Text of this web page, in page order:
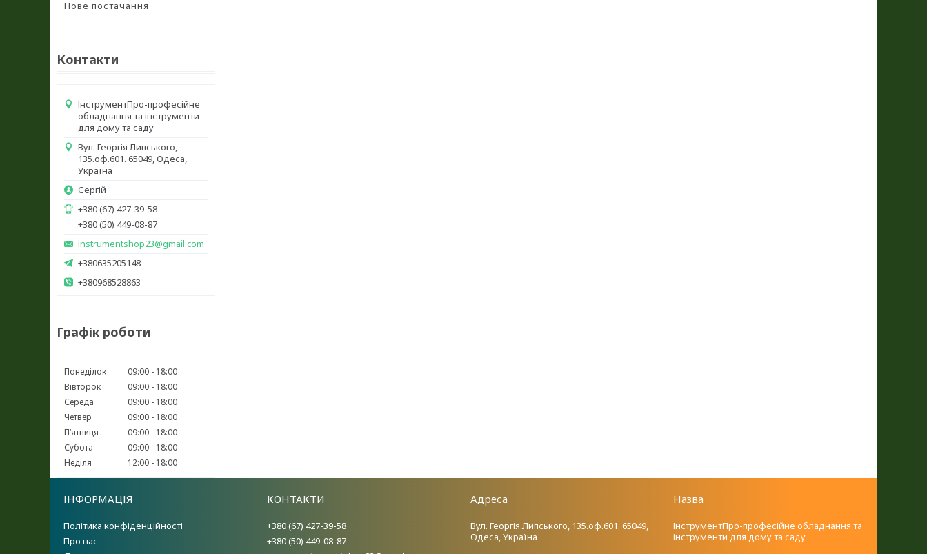
Нове постачання
Контакти
ІнструментПро-професійне
обладнання та інструменти
для дому та саду
Вул. Георгія Липського,
135.оф.601. 65049, Одеса,
Україна
Сергій
+380 (67) 427-39-58
+380 (50) 449-08-87
instrumentshop23@gmail.com
+380635205148
+380968528863
Графік роботи
Понеділок 09:00
18:00
Вівторок
09:00
18:00
Середа
09:00
18:00
Четвер
09:00
18:00
Пʼятниця
09:00
18:00
Субота
09:00
18:00
Неділя
12:00 18:00
ІНФОРМАЦІЯ
Політика конфіденційності
Про нас
КОНТАКТИ
+380 (67) 427-39-58
+380 (50) 449-08-87
Адреса
Вул. Георгія Липського, 135.оф.601. 65049,
Одеса, Україна
Назва
ІнструментПро-професійне обладнання та
інструменти для дому та саду